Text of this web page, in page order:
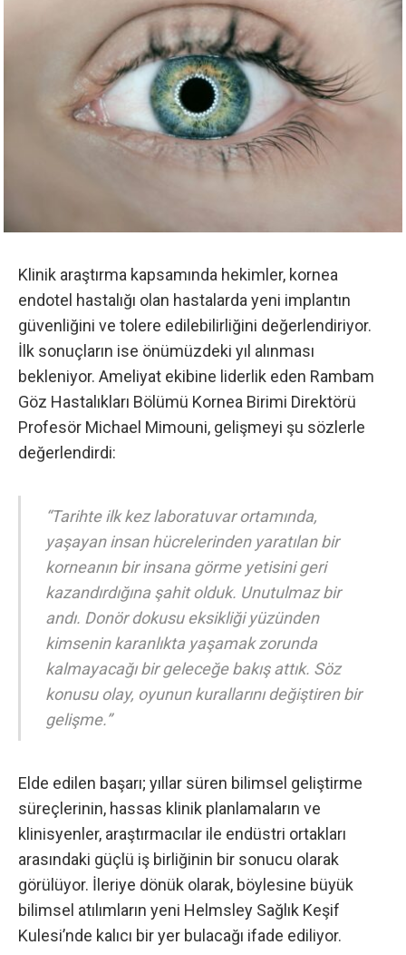
Klinik araştırma kapsamında hekimler, kornea
endotel hastalığı olan hastalarda yeni implantın
güvenliğini ve tolere edilebilirliğini değerlendiriyor.
İlk sonuçların ise önümüzdeki yıl alınması
bekleniyor. Ameliyat ekibine liderlik eden Rambam
Göz Hastalıkları Bölümü Kornea Birimi Direktörü
Profesör Michael Mimouni, gelişmeyi şu sözlerle
değerlendirdi:
“Tarihte ilk kez laboratuvar ortamında,
yaşayan insan hücrelerinden yaratılan bir
korneanın bir insana görme yetisini geri
kazandırdığına şahit olduk. Unutulmaz bir
andı. Donör dokusu eksikliği yüzünden
kimsenin karanlıkta yaşamak zorunda
kalmayacağı bir geleceğe bakış attık. Söz
konusu olay, oyunun kurallarını değiştiren bir
gelişme.”
Elde edilen başarı; yıllar süren bilimsel geliştirme
süreçlerinin, hassas klinik planlamaların ve
klinisyenler, araştırmacılar ile endüstri ortakları
arasındaki güçlü iş birliğinin bir sonucu olarak
görülüyor. İleriye dönük olarak, böylesine büyük
bilimsel atılımların yeni Helmsley Sağlık Keşif
Kulesi’nde kalıcı bir yer bulacağı ifade ediliyor.